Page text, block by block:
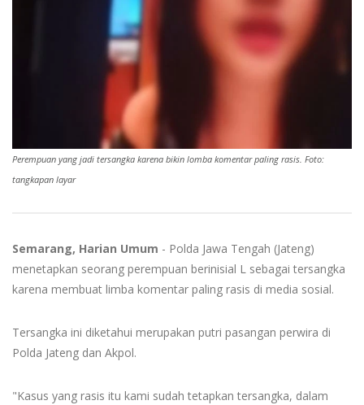
Perempuan yang jadi tersangka karena bikin lomba komentar paling rasis. Foto:
tangkapan layar
Semarang, Harian Umum - Polda Jawa Tengah (Jateng)
menetapkan seorang perempuan berinisial L sebagai tersangka
karena membuat limba komentar paling rasis di media sosial.
Tersangka ini diketahui merupakan putri pasangan perwira di
Polda Jateng dan Akpol.
"Kasus yang rasis itu kami sudah tetapkan tersangka, dalam